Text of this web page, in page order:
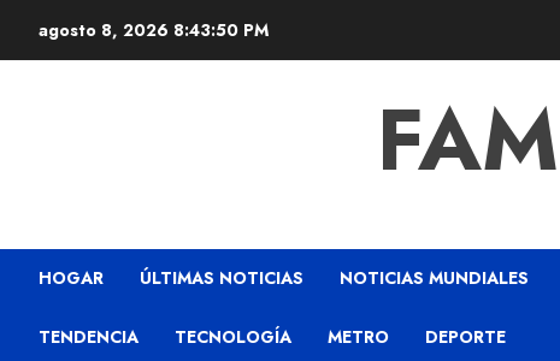
agosto 8, 2026 8:43:50 PM
HOGAR ÚLTIMAS NOTICIAS NOTICIAS MUNDIALES
TENDENCIA TECNOLOGÍA METRO DEPORTE